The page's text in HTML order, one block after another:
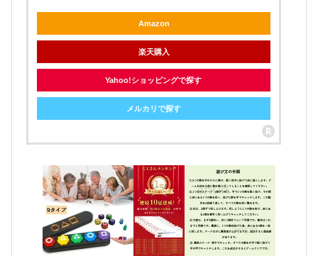
Amazon
楽天購入
Yahoo!ショッピングで探す
メルカリで探す